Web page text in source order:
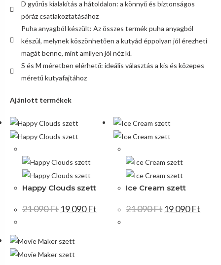
D gyűrűs kialakítás a hátoldalon: a könnyű és biztonságos
póráz csatlakoztatásához
Puha anyagból készült: Az összes termék puha anyagból
készül, melynek köszönhetően a kutyád éppolyan jól érezheti
magát benne, mint amilyen jól néz ki.
S és M méretben elérhető: ideális választás a kis és közepes
méretű kutyafajtához
Ajánlott termékek
Happy Clouds szett
21 090Ft 19 090Ft
Ice Cream szett
21 090Ft 19 090Ft